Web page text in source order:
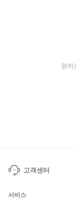
원하
고객센터
서비스